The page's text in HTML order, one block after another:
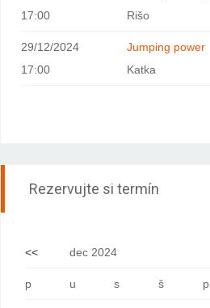
17:00
Rišo
29/12/2024
17:00
Jumping power
Katka
Rezervujte si termín
<< dec 2024
p u s š p